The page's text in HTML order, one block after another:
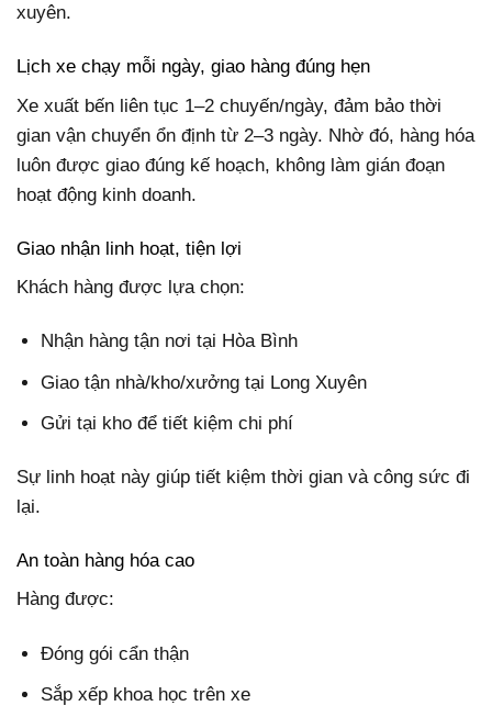
xuyên.
Lịch xe chạy mỗi ngày, giao hàng đúng hẹn
Xe xuất bến liên tục 1–2 chuyến/ngày, đảm bảo thời
gian vận chuyển ổn định từ 2–3 ngày. Nhờ đó, hàng hóa
luôn được giao đúng kế hoạch, không làm gián đoạn
hoạt động kinh doanh.
Giao nhận linh hoạt, tiện lợi
Khách hàng được lựa chọn:
Nhận hàng tận nơi tại Hòa Bình
Giao tận nhà/kho/xưởng tại Long Xuyên
Gửi tại kho để tiết kiệm chi phí
Sự linh hoạt này giúp tiết kiệm thời gian và công sức đi
lại.
An toàn hàng hóa cao
Hàng được:
Đóng gói cẩn thận
Sắp xếp khoa học trên xe